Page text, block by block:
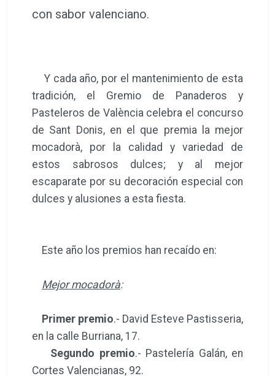
con sabor valenciano.
Y cada año, por el mantenimiento de esta
tradición, el Gremio de Panaderos y
Pasteleros de València celebra el concurso
de Sant Donis, en el que premia la mejor
mocadorà, por la calidad y variedad de
estos sabrosos dulces; y al mejor
escaparate por su decoración especial con
dulces y alusiones a esta fiesta.
Este año los premios han recaído en:
Mejor mocadorà:
Primer premio.- David Esteve Pastisseria,
en la calle Burriana, 17.
Segundo premio.- Pastelería Galán, en
Cortes Valencianas, 92.